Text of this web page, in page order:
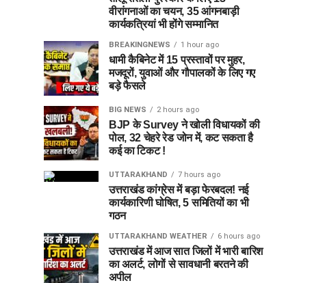
वीरांगनाओं का चयन, 35 आंगनबाड़ी
कार्यकत्रियां भी होंगे सम्मानित
BREAKINGNEWS 1 hour ago
धामी कैबिनेट में 15 प्रस्तावों पर मुहर,
मजदूरों, युवाओं और गौपालकों के लिए गए
बड़े फैसले
BIG NEWS 2 hours ago
BJP के Survey ने खोली विधायकों की
पोल, 32 चेहरे रेड जोन में, कट सकता है
कई का टिकट !
UTTARAKHAND 7 hours ago
उत्तराखंड कांग्रेस में बड़ा फेरबदल! नई
कार्यकारिणी घोषित, 5 समितियों का भी
गठन
UTTARAKHAND WEATHER 6 hours ago
उत्तराखंड में आज सात जिलों में भारी बारिश
का अलर्ट, लोगों से सावधानी बरतने की
अपील